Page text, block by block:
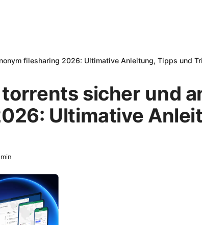
filesharing 2026: Ultimative Anleitung, Tipps und
sicher und
Ultimative
min